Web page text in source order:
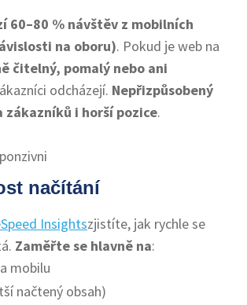
60–80 % návštěv z mobilních
na oboru). Pokud je web na
čitelný, pomalý nebo ani
odcházejí. Nepřizpůsobený
zákazníků i horší pozice.
načítání
Insightszjistíte, jak rychle se
Zaměřte se hlavně na:
mobilu
načtený obsah)